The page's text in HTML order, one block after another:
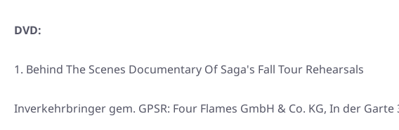
DVD:
Behind The Scenes Documentary Of Saga's Fall Tour Rehearsals
Inverkehrbringer gem. GPSR: Four Flames GmbH & Co. KG, In der